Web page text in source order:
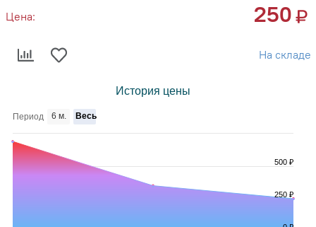
Цена: 250
На складе
История цены
250 ₽
500 ₽
Период 6 м. Весь